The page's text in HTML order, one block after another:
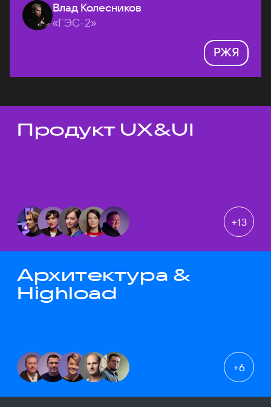
Влад Колесников
«ГЭС-2»
РЖЯ
Темы докладов
Продукт UX&UI
+13
Архитектура &
Highload
+6